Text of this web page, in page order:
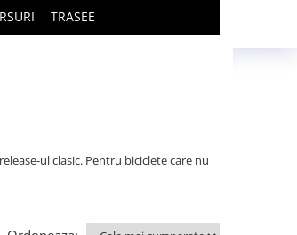
TRASEE
ul clasic. Pentru biciclete care nu